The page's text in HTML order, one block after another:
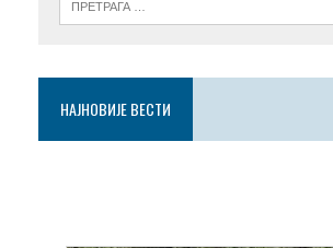
НАЈНОВИЈЕ ВЕСТИ